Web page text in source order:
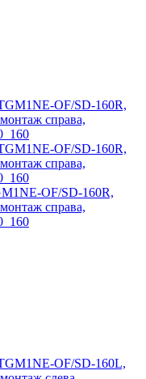
OF/SD-160R,
справа,